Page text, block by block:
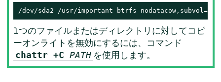
/dev/sda2 /usr/important btrfs nodatacow,subvol=@/
1つのファイルまたはディレクトリに対してコピ
ーオンライトを無効にするには、コマンド
chattr +CPATH を使用します。